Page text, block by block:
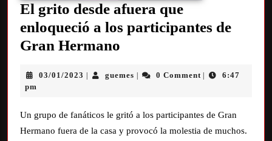
El grito desde afuera que
enloqueció a los participantes de
Gran Hermano
03/01/2023 guemes 0 Comment
6:47
pm
Un grupo de fanáticos le gritó a los participantes de Gran
Hermano fuera de la casa y provocó la molestia de muchos.